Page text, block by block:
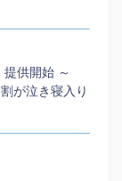
供開始 ～
が泣き寝入り